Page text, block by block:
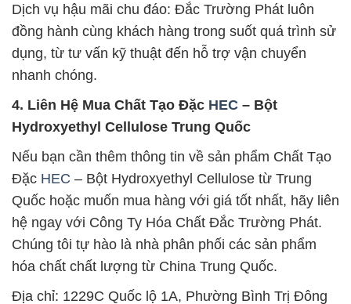
Dịch vụ hậu mãi chu đáo: Đắc Trường Phát luôn
đồng hành cùng khách hàng trong suốt quá trình sử
dụng, từ tư vấn kỹ thuật đến hỗ trợ vận chuyển
nhanh chóng.
4. Liên Hệ Mua Chất Tạo Đặc HEC – Bột
Hydroxyethyl Cellulose Trung Quốc
Nếu bạn cần thêm thông tin về sản phẩm Chất Tạo
Đặc HEC – Bột Hydroxyethyl Cellulose từ Trung
Quốc hoặc muốn mua hàng với giá tốt nhất, hãy liên
hệ ngay với Công Ty Hóa Chất Đắc Trường Phát.
Chúng tôi tự hào là nhà phân phối các sản phẩm
hóa chất chất lượng từ China Trung Quốc.
Địa chỉ: 1229C Quốc lộ 1A, Phường Bình Trị Đông